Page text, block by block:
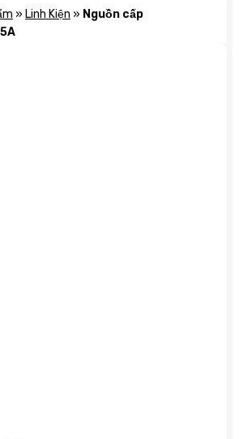
» Linh Kiện » Nguồn cấp